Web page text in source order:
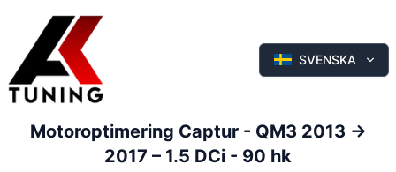
SVENSKA
Motoroptimering Captur - QM3 2013 ->
2017 – 1.5 DCi - 90 hk